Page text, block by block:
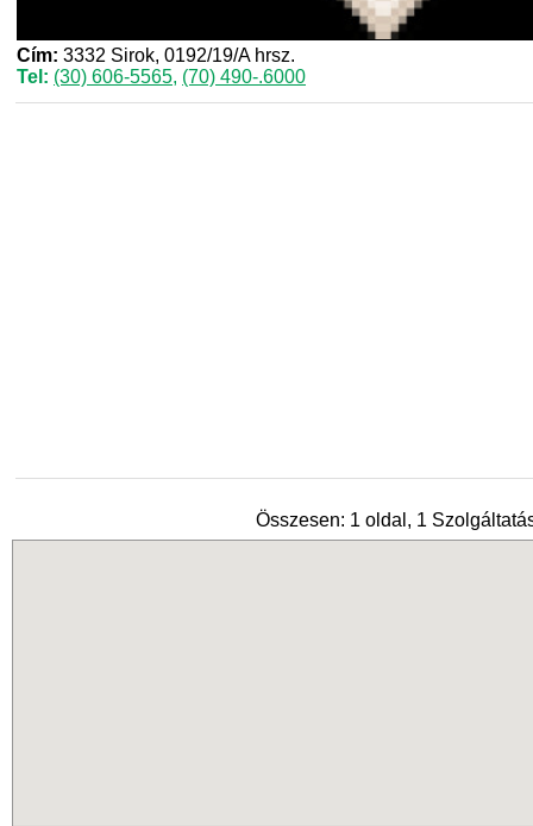
Cím: 3332 Sirok, 0192/19/A hrsz.
Tel: (30) 606-5565, (70) 490-.6000
Összesen: 1 oldal, 1